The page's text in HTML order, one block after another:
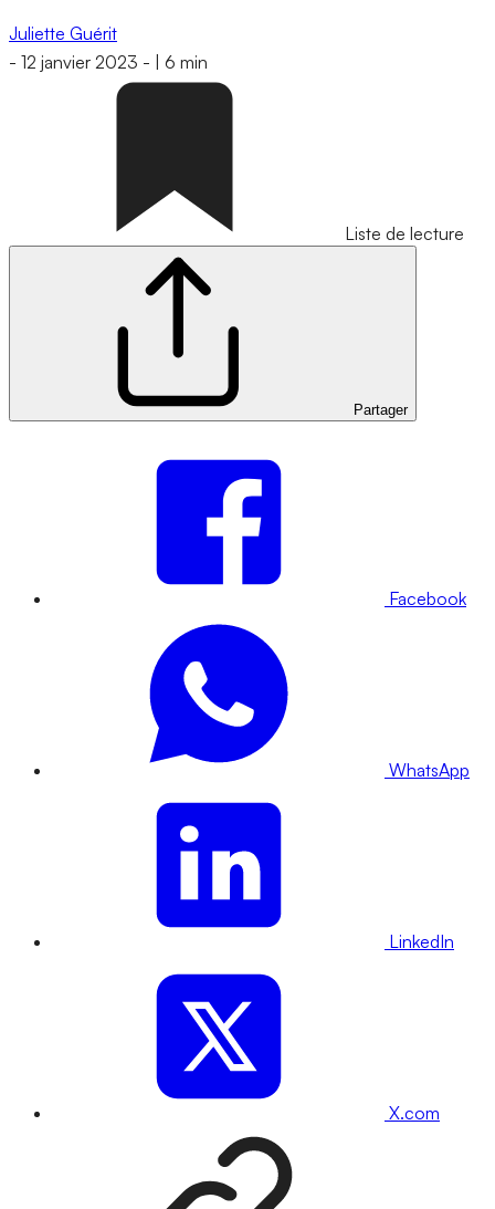
Juliette Guérit
- 12 janvier 2023 - 6 min
Liste de lecture
Partager
Facebook
WhatsApp
LinkedIn
X.com